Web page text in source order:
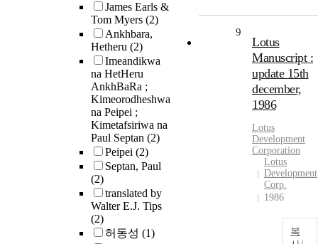
James Earls &
Tom Myers (2)
Ankhbara,
Hetheru (2)
Imeandikwa
na HetHeru
AnkhBaRa ;
Kimeorodheshwa
na Peipei ;
Kimetafsiriwa na
Paul Septan (2)
Peipei (2)
Septan, Paul
(2)
translated by
Walter E.J. Tips
(2)
허동성 (1)
9
Lotus
Manuscript :
update 15th
december,
1986
Lotus
Development
Corporation
Lotus
Development
Corp.
1986
복